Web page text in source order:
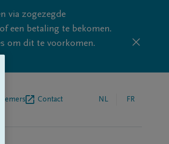
via zogezegde
een betaling te bekomen.
om dit te voorkomen.
Contact NL FR